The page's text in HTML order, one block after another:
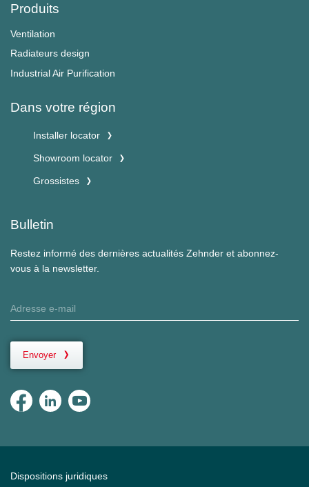
Produits
Ventilation
Radiateurs design
Industrial Air Purification
Dans votre région
Installer locator
Showroom locator
Grossistes
Bulletin
Restez informé des dernières actualités Zehnder et abonnez-
vous à la newsletter.
Envoyer
Dispositions juridiques